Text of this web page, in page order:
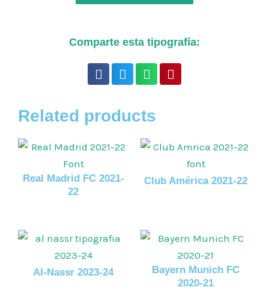
Comparte esta tipografía:
Related products
Real Madrid FC 2021-
22
Club América 2021-22
Al-Nassr 2023-24
Bayern Munich FC
2020-21